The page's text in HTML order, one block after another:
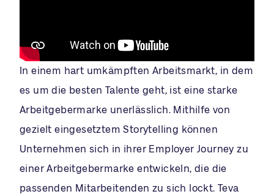
In einem hart umkämpften Arbeitsmarkt, in dem
es um die besten Talente geht, ist eine starke
Arbeitgebermarke unerlässlich. Mithilfe von
gezielt eingesetztem Storytelling können
Unternehmen sich in ihrer Employer Journey zu
einer Arbeitgebermarke entwickeln, die die
passenden Mitarbeitenden zu sich lockt. Teva